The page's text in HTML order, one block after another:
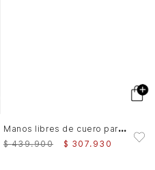
M
anos libres de cuero para hombre Ocean
$ 439.900 $ 307. 930